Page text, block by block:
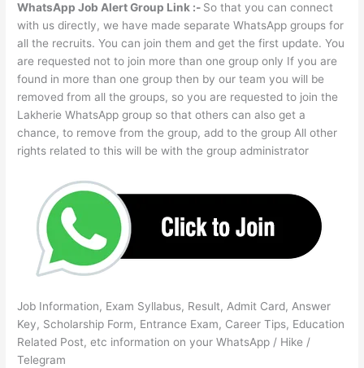
WhatsApp Job Alert Group Link :- So that you can connect
with us directly, we have made separate WhatsApp groups for
all the recruits. You can join them and get the first update. You
are requested not to join more than one group only If you are
found in more than one group then by our team you will be
removed from all the groups, so you are requested to join the
Lakherie WhatsApp group so that others can also get a
chance, to remove from the group, add to the group All other
rights related to this will be with the group administrator
Job Information, Exam Syllabus, Result, Admit Card, Answer
Key, Scholarship Form, Entrance Exam, Career Tips, Education
Related Post, etc information on your WhatsApp / Hike /
Telegram